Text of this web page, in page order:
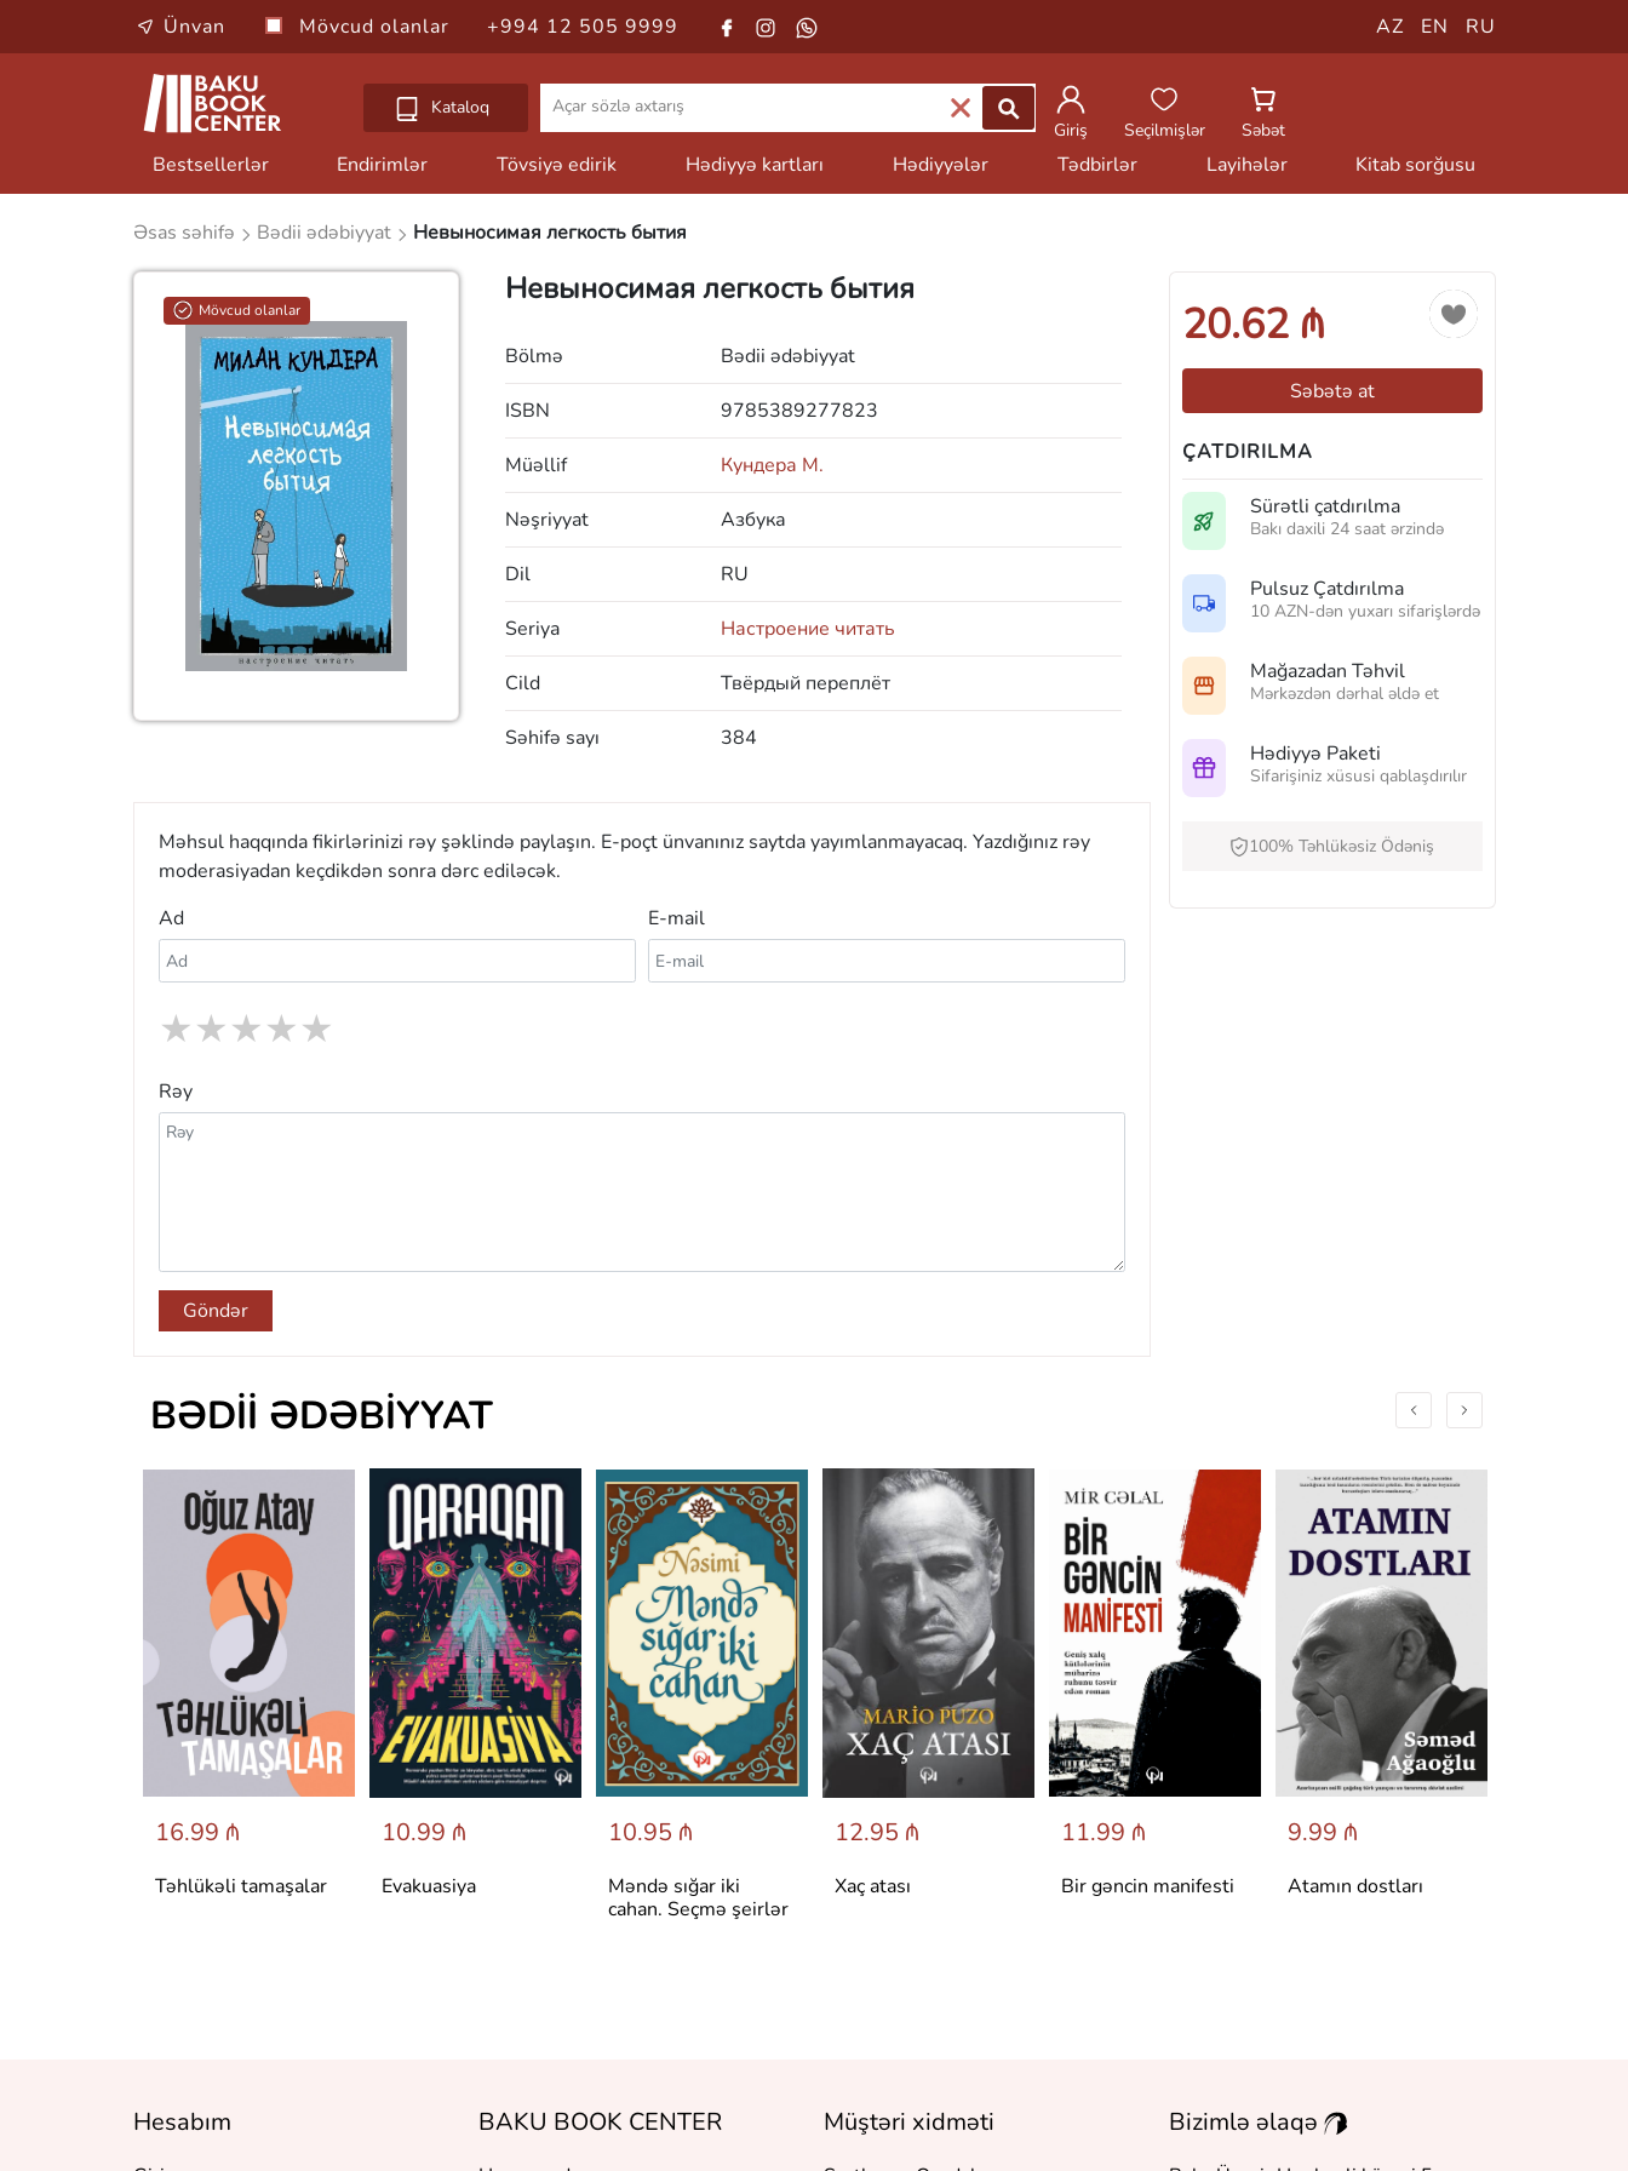
Ünvan Mövcud olanlar +994 12 505 9999 AZ EN RU
Kataloq
Giriş
Seçilmişlər Səbət
Bestsellerlər Endirimlər Tövsiyə edirik Hədiyyə kartları Hədiyyələr Tədbirlər Layihələr Kitab sorğusu
Əsas səhifə Bədii ədəbiyyat Невыносимая легкость бытия
Mövcud olanlar
Невыносимая легкость бытия
Bölmə Bədii ədəbiyyat
ISBN 9785389277823
Müəllif Кундера М.
Nəşriyyat Азбука
Dil RU
Seriya Настроение читать
Cild Твёрдый переплёт
Səhifə sayı 384
Məhsul haqqında fikirlərinizi rəy şəklində paylaşın. E-poçt ünvanınız saytda yayımlanmayacaq. Yazdığınız rəy
moderasiyadan keçdikdən sonra dərc ediləcək.
Ad
E-mail
★
★
★
★
★
Rəy
Göndər
20.62 ₼
Səbətə at
ÇATDIRILMA
Sürətli çatdırılma
Bakı daxili 24 saat ərzində
Pulsuz Çatdırılma
10 AZN-dən yuxarı sifarişlərdə
Mağazadan Təhvil
Mərkəzdən dərhal əldə et
Hədiyyə Paketi
Sifarişiniz xüsusi qablaşdırılır
100% Təhlükəsiz Ödəniş
BƏDII ƏDƏBIYYAT
16.99 ₼
Təhlükəli tamaşalar
10.99 ₼
Evakuasiya
10.95 ₼
Məndə sığar iki
cahan. Seçmə şeirlər
12.95 ₼
Xaç atası
11.99 ₼
Bir gəncin manifesti
9.99 ₼
Atamın dostları
Hesabım BAKU BOOK CENTER Müştəri xidməti Bizimlə əlaqə